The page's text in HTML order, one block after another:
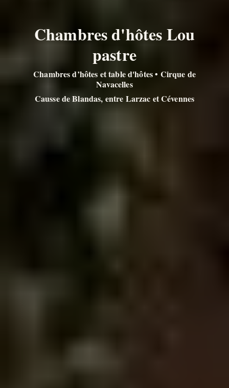
Chambres d'hôtes Lou
pastre
Chambres d’hôtes et table d'hôtes • Cirque de
Navacelles
Causse de Blandas, entre Larzac et Cévennes